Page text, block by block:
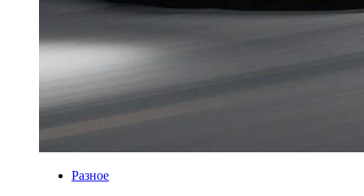
Разное